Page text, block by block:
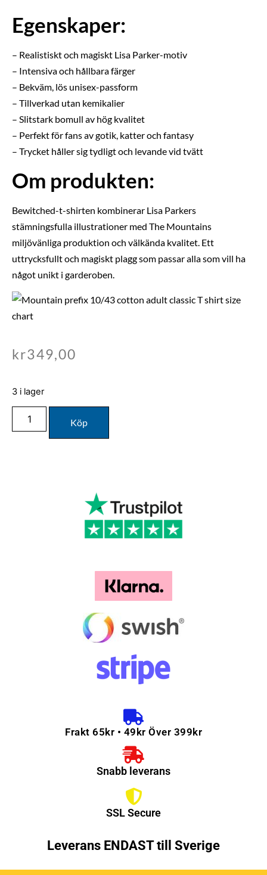
Egenskaper:
– Realistiskt och magiskt Lisa Parker-motiv
– Intensiva och hållbara färger
– Bekväm, lös unisex-passform
– Tillverkad utan kemikalier
– Slitstark bomull av hög kvalitet
– Perfekt för fans av gotik, katter och fantasy
– Trycket håller sig tydligt och levande vid tvätt
Om produkten:
Bewitched-t-shirten kombinerar Lisa Parkers
stämningsfulla illustrationer med The Mountains
miljövänliga produktion och välkända kvalitet. Ett
uttrycksfullt och magiskt plagg som passar alla som vill ha
något unikt i garderoben.
kr349,00
3 i lager
Köp
Frakt 65kr • 49kr Över 399kr
Snabb leverans
SSL Secure
Leverans ENDAST till Sverige